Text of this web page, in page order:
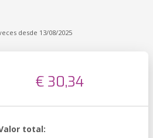
desde 13/08/2025
€ 30,34
total: